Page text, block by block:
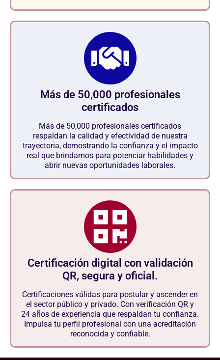
Más de 50,000 profesionales
certificados
Más de 50,000 profesionales certificados
respaldan la calidad y efectividad de nuestra
trayectoria, demostrando la confianza y el impacto
real que brindamos para potenciar habilidades y
abrir nuevas oportunidades laborales.
Certificación digital con validación
QR, segura y oficial.
Certificaciones válidas para postular y ascender en
el sector público y privado. Con verificación QR y
24 años de experiencia que respaldan tu confianza.
Impulsa tu perfil profesional con una acreditación
reconocida y confiable.